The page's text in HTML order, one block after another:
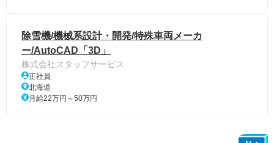
除雪機/機械系設計・開発/特殊車両メーカ
ー/AutoCAD「3D」
株式会社スタッフサービス
正社員
北海道
月給22万円～50万円